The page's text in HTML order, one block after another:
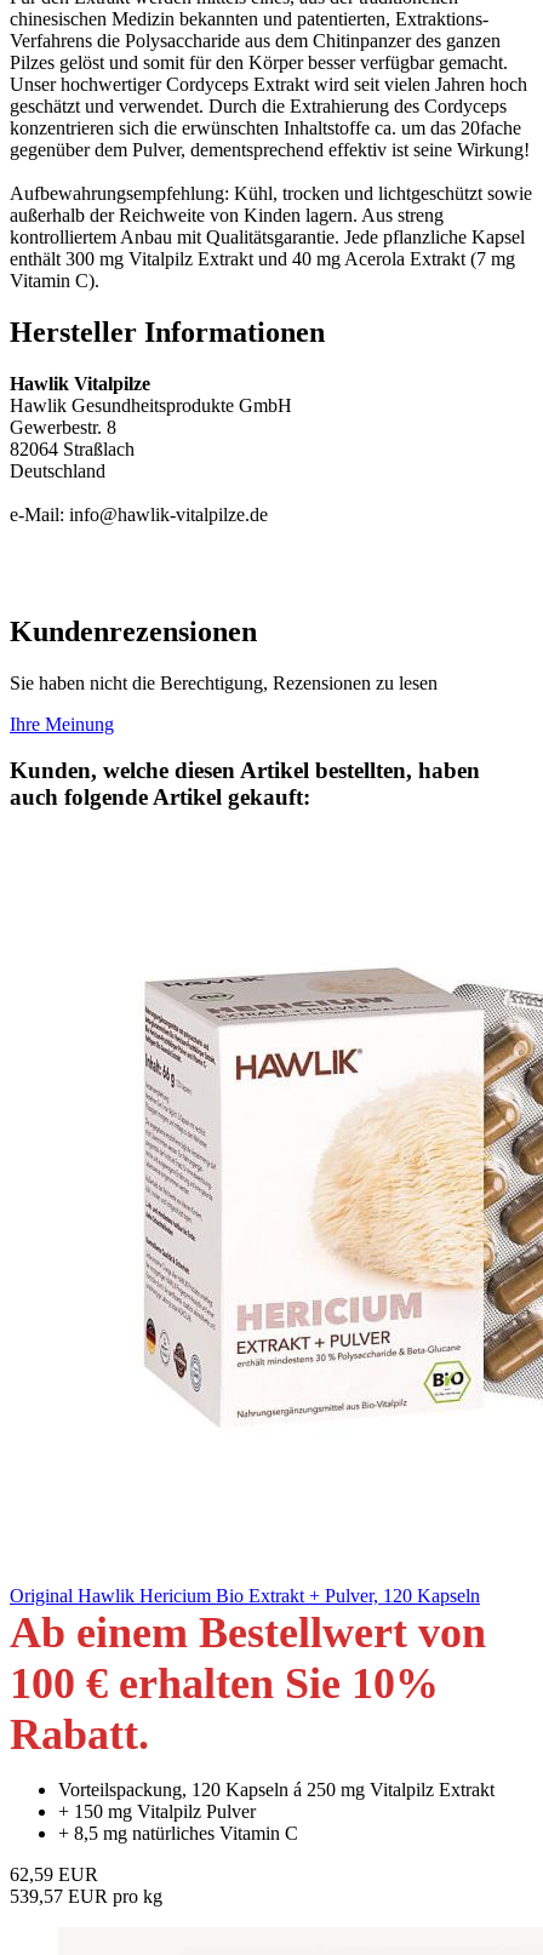
chinesischen Medizin bekannten und patentierten, Extraktions-
Verfahrens die Polysaccharide aus dem Chitinpanzer des ganzen
Pilzes gelöst und somit für den Körper besser verfügbar gemacht.
Unser hochwertiger Cordyceps Extrakt wird seit vielen Jahren hoch
geschätzt und verwendet. Durch die Extrahierung des Cordyceps
konzentrieren sich die erwünschten Inhaltstoffe ca. um das 20fache
gegenüber dem Pulver, dementsprechend effektiv ist seine Wirkung!
Aufbewahrungsempfehlung: Kühl, trocken und lichtgeschützt sowie
außerhalb der Reichweite von Kinden lagern. Aus streng
kontrolliertem Anbau mit Qualitätsgarantie. Jede pflanzliche Kapsel
enthält 300 mg Vitalpilz Extrakt und 40 mg Acerola Extrakt (7 mg
Vitamin C).
Hersteller Informationen
Hawlik Vitalpilze
Hawlik Gesundheitsprodukte GmbH
Gewerbestr. 8
82064 Straßlach
Deutschland
e-Mail: info@hawlik-vitalpilze.de
Kundenrezensionen
Sie haben nicht die Berechtigung, Rezensionen zu lesen
Ihre Meinung
Kunden, welche diesen Artikel bestellten, haben
auch folgende Artikel gekauft:
Original Hawlik Hericium Bio Extrakt + Pulver, 120 Kapseln
Ab einem Bestellwert von
100 € erhalten Sie 10%
Rabatt.
Vorteilspackung, 120 Kapseln á 250 mg Vitalpilz Extrakt
+ 150 mg Vitalpilz Pulver
+ 8,5 mg natürliches Vitamin C
62,59 EUR
539,57 EUR pro kg